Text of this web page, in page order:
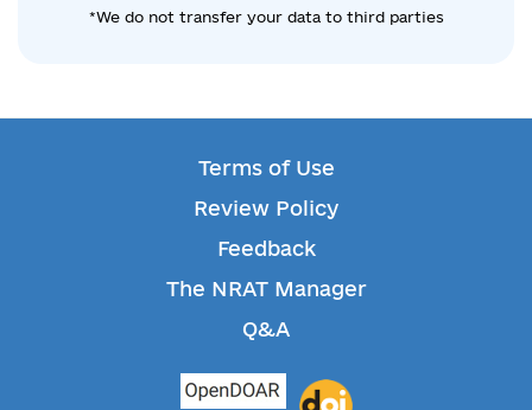
*We do not transfer your data to third parties
Terms of Use
Review Policy
Feedback
The NRAT Manager
Q&A